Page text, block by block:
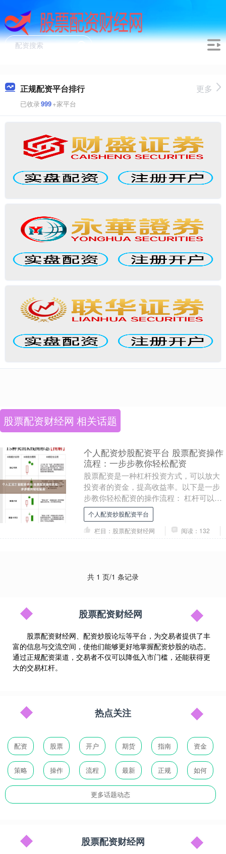
正规配资平台排行
已收录999+家平台
更多
股票配资财经网 相关话题
个人配资炒股配资平台 股票配资操作
流程：一步步教你轻松配资
股票配资是一种杠杆投资方式，可以放大
投资者的资金，提高收益率。以下是一步
步教你轻松配资的操作流程： 杠杆可以放
大投资收益，同时也能放大风险。10倍杠
杆意味着投资....
个人配资炒股配资平台
栏目：股票配资财经网
阅读：132
共 1 页/1 条记录
股票配资财经网
股票配资财经网、配资炒股论坛等平台，为交易者提供了丰
富的信息与交流空间，使他们能够更好地掌握配资炒股的动态。
通过正规配资渠道，交易者不仅可以降低入市门槛，还能获得更
大的交易杠杆。
热点关注
配资 股票 开户 期货 指南 资金
策略 操作 流程 最新 正规 如何
更多话题动态
股票配资财经网